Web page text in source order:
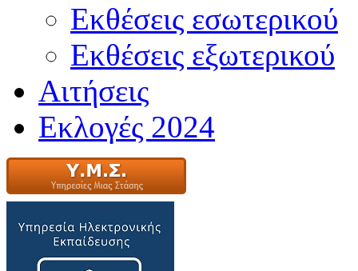
Εκθέσεις εσωτερικού
Εκθέσεις εξωτερικού
Αιτήσεις
Εκλογές 2024